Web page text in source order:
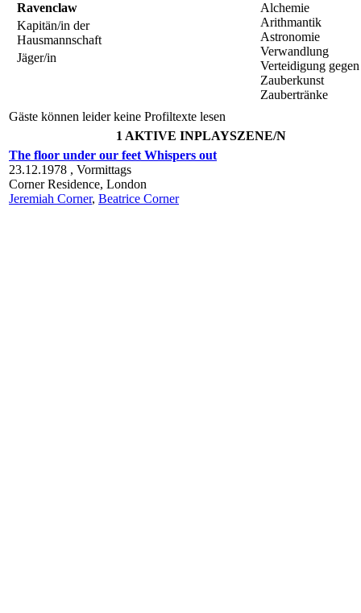
Ravenclaw
Kapitän/in der
Hausmannschaft
Jäger/in
Alchemie
Arithmantik
Astronomie
Verwandlung
Verteidigung
Zauberkunst
Zaubertränke
Gäste können leider keine Profiltexte lesen
1 AKTIVE INPLAYSZENE/N
The floor under our feet Whispers out
23.12.1978 , Vormittags
Corner Residence, London
Jeremiah Corner, Beatrice Corner